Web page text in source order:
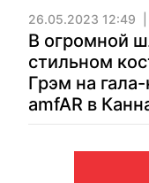
26.05.2023 12:49
В огромной
стильном
Грэм на
amfAR в